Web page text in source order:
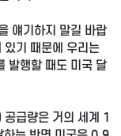
얘기하지 말길 바랍
있기 때문에 우리는
발행할 때도 미국 달
급량은 거의 세계 1